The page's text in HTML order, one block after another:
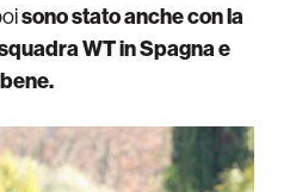
sono stato anche con la
WT in Spagna e